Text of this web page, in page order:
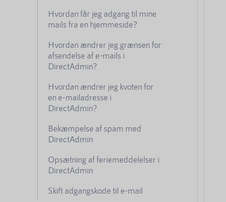
Hvordan får jeg adgang til mine
mails fra en hjemmeside?
Hvordan ændrer jeg grænsen for
afsendelse af e-mails i
DirectAdmin?
Hvordan ændrer jeg kvoten for
en e-mailadresse i
DirectAdmin?
Bekæmpelse af spam med
DirectAdmin
Opsætning af feriemeddelelser i
DirectAdmin
Skift adgangskode til e-mail